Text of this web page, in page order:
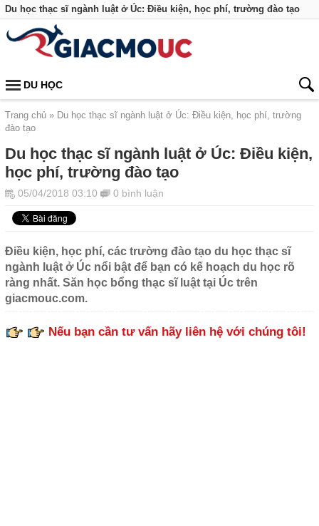
Du học thạc sĩ ngành luật ở Úc: Điều kiện, học phí, trường đào tạo
DU HỌC
Trang chủ
Du học thạc sĩ ngành luật ở Úc: Điều kiện, học phí, trường
đào tạo
Du học thạc sĩ ngành luật ở Úc: Điều kiện,
học phí, trường đào tạo
05/04/2018 03:10 0 bình luận
Điều kiện, học phí, các trường đào tạo du học thạc sĩ
ngành luật ở Úc nổi bật để bạn có kế hoạch du học rõ
ràng nhất. Săn học bổng thạc sĩ luật tại Úc trên
giacmouc.com.
Nếu bạn cần tư vấn hãy liên hệ với chúng tôi!